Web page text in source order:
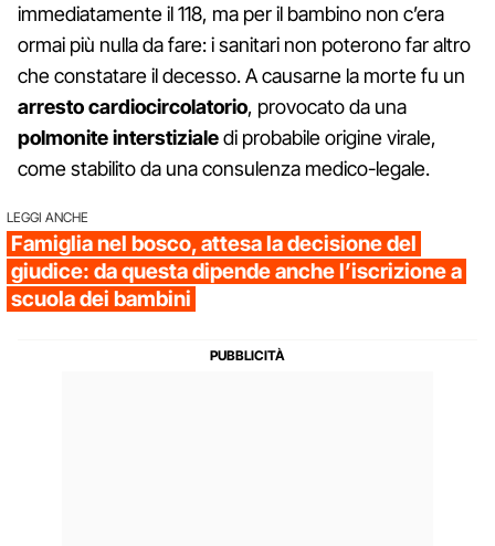
immediatamente il 118, ma per il bambino non c’era
ormai più nulla da fare: i sanitari non poterono far altro
che constatare il decesso. A causarne la morte fu un
arresto cardiocircolatorio, provocato da una
polmonite interstizialedi probabile origine virale,
come stabilito da una consulenza medico-legale.
LEGGI ANCHE
Famiglia nel bosco, attesa la decisione del
giudice: da questa dipende anche l’iscrizione a
scuola dei bambini